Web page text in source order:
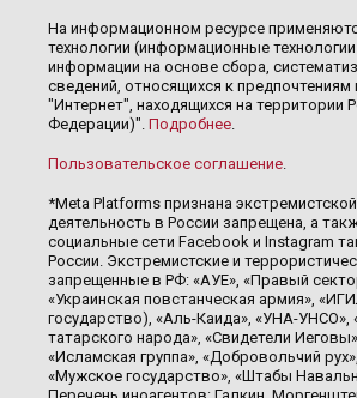
На информационном ресурсе
технологии (информационные
информации на основе сбора,
сведений, относящихся к предпочтениям
"Интернет", находящихся на территории
Федерации)". Подробнее.
Пользовательское соглашение.
*Meta Platforms признана
деятельность в России запрещена, а
социальные сети Facebook и Instagram
России. Экстремистские и
запрещенные в РФ: «АУЕ», «Правый
«Украинская повстанческая армия»,
государство), «Аль-Каида», «УНА-
татарского народа», «Свидетели
«Исламская группа», «Добровольчий
«Мужское государство», «Штабы